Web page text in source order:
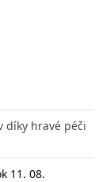
díky hravé péči
11. 08.